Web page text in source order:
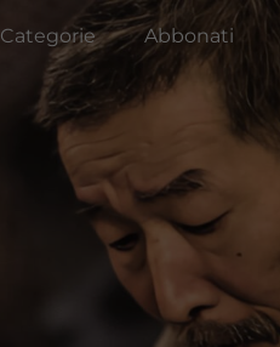
Categorie Abbonati